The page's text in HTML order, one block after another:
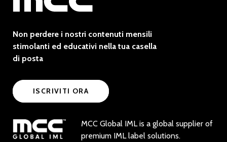
Non perdere i nostri contenuti mensili
stimolanti ed educativi nella tua casella
di posta
ISCRIVITI ORA
MCC Global IML is a global supplier of
premium IML label solutions.